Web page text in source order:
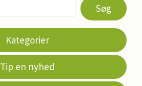
Søg
Kategorier
Tip en nyhed